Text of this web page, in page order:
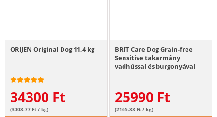
ORIJEN Original Dog 11,4 kg
34300 Ft
(3008.77 Ft / kg)
BRIT Care Dog Grain-free
Sensitive takarmány
vadhússal és burgonyával
25990 Ft
(2165.83 Ft / kg)